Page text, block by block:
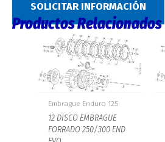
SOLICITAR INFORMACIÓN
Productos Relacionados
Embrague Enduro 125
12 DISCO EMBRAGUE
FORRADO 250/300 END